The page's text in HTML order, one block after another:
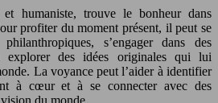
et humaniste, trouve le bonheur dans
profiter du moment présent, il peut se
s’engager dans des
explorer des idées originales qui lui
La voyance peut l’aider à identifier
à cœur et à se connecter avec des